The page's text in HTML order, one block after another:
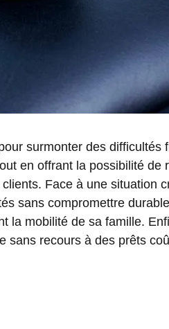
surmonter des difficultés
en offrant la possibilité de
Face à une situation
sans compromettre
la mobilité de sa famille.
recours à des prêts